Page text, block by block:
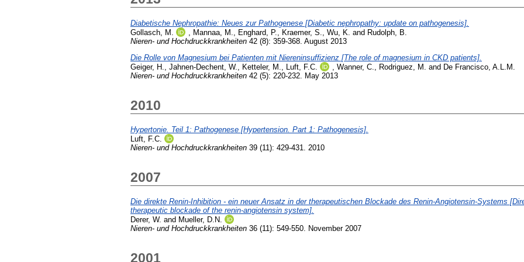
Diabetische Nephropathie: Neues zur Pathogenese [Diabetic nephropathy: update on pathogenesis].
Gollasch, M.
, Mannaa, M., Enghard, P., Kraemer, S., Wu, K. and Rudolph, B.
Nieren- und Hochdruckkrankheiten 42 (8): 359-368. August 2013
Die Rolle von Magnesium bei Patienten mit Niereninsuffizienz [The role of magnesium in CKD patients].
Geiger, H.
Jahnen-Dechent, W. Ketteler, M. Luft, F.C. Wanner, C. Rodriguez, M. and De Francisco, A.L.M.
Nieren- und Hochdruckkrankheiten 42 (5): 220-232. May 2013
2010
Hypertonie. Teil 1: Pathogenese [Hypertension. Part 1: Pathogenesis].
Luft, F.C.
Nieren- und Hochdruckkrankheiten 39 (11): 429-431. 2010
2007
Die direkte Renin-Inhibition - ein neuer Ansatz in der therapeutischen Blockade des Renin-Angiotensin-Systems
therapeutic blockade of the renin-angiotensin system].
Derer, W. and Mueller, D.N.
Nieren- und Hochdruckkrankheiten 36 (11): 549-550. November 2007
2001